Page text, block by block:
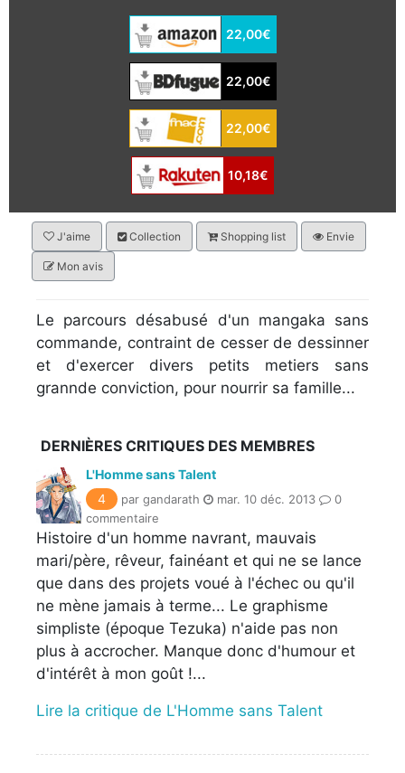
22,00€
22,00€
22,00€
10,18€
J'aime Collection Shopping list Envie
Mon avis
Le parcours désabusé d'un mangaka sans
commande, contraint de cesser de dessinner
et d'exercer divers petits metiers sans
grannde conviction, pour nourrir sa famille...
DERNIÈRES CRITIQUES DES MEMBRES
L'Homme sans Talent
4
par gandarath mar. 10 déc. 2013
0
commentaire
Histoire d'un homme navrant, mauvais
mari/père, rêveur, fainéant et qui ne se lance
que dans des projets voué à l'échec ou qu'il
ne mène jamais à terme... Le graphisme
simpliste (époque Tezuka) n'aide pas non
plus à accrocher. Manque donc d'humour et
d'intérêt à mon goût !...
Lire la critique de L'Homme sans Talent